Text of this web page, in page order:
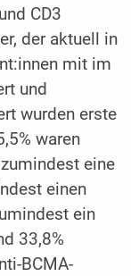
CD3
der aktuell in
mit im
und
wurden erste
waren
eine
einen
ein
33,8%
BCMA-